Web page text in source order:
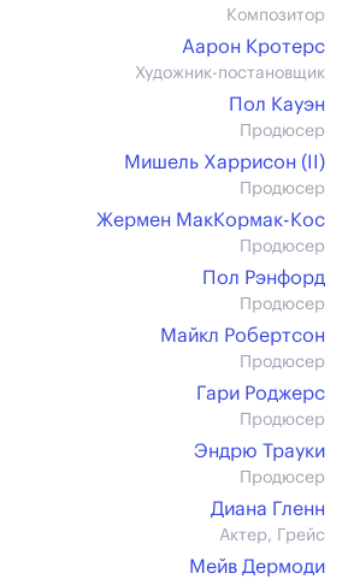
Композитор
Аарон Кротерс
Художник-постановщик
Пол Кауэн
Продюсер
Мишель Харрисон (II)
Продюсер
Жермен МакКормак-Кос
Продюсер
Пол Рэнфорд
Продюсер
Майкл Робертсон
Продюсер
Гари Роджерс
Продюсер
Эндрю Трауки
Продюсер
Диана Гленн
Актер, Грейс
Мейв Дермоди